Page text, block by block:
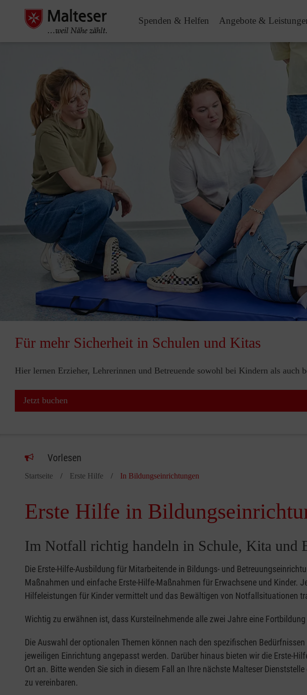
Spenden & Helfen Angebote &
Für mehr Sicherheit in Schulen und Kitas
Hier lernen Erzieher, Lehrerinnen und Betreuende sowohl bei Kindern als
Jetzt buchen
Vorlesen
Startseite Erste Hilfe In Bildungseinrichtungen
Erste Hilfe in
Im Notfall richtig handeln in Schule, Kita und
Die Erste-Hilfe-Ausbildung für Mitarbeitende in Bildungs- und
Maßnahmen und einfache Erste-Hilfe-Maßnahmen für Erwachsene und Kinder.
Hilfeleistungen für Kinder vermittelt und das Bewältigen von Notfallsituationen
Wichtig zu erwähnen ist, dass Kursteilnehmende alle zwei Jahre eine
Die Auswahl der optionalen Themen können nach den spezifischen
jeweiligen Einrichtung angepasst werden. Darüber hinaus bieten wir die Erste-
Ort an. Bitte wenden Sie sich in diesem Fall an Ihre nächste Malteser Dienststelle
zu vereinbaren.